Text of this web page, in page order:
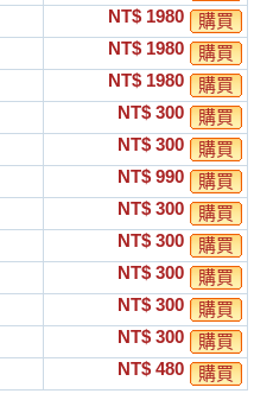
NT$ 1980
購買
NT$ 1980
購買
NT$ 1980
購買
NT$ 300
購買
NT$ 300
購買
NT$ 990
購買
NT$ 300
購買
NT$ 300
購買
NT$ 300
購買
NT$ 300
購買
NT$ 300
購買
NT$ 480
購買